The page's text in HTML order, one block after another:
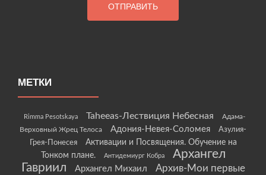
МЕТКИ
Rimma Pesotskaya Taheeas-Лествиция Небесная
Адама-
Верховный Жрец Телоса
Адония-Невея-Соломея
Азулия-
Грея-Понесея
Активации и Посвящения. Обучение на
Тонком плане.
Антидемиург Кобра
Архангел
Гавриил
Архангел Михаил
Архив-Мои первые